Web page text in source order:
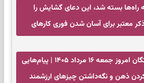
راه‌ها بسته شد، این دعای گشایش را
ذکر معتبر برای آسان شدن فوری کارهای
فال فرشتگان امروز جمعه ۱۶ مرداد ۱۴۰۵ | پیام‌هایی
ذهن و نگه‌داشتن چیزهای ارزشمند